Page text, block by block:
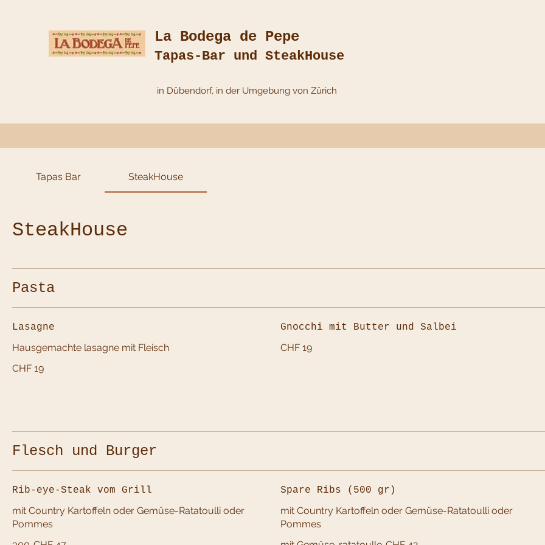
La Bodega de Pepe
Tapas-Bar und SteakHouse
in Dübendorf, in der Umgebung von Zürich
Tapas Bar SteakHouse
SteakHouse
Pasta
Lasagne
Hausgemachte lasagne mit Fleisch
CHF 19
Gnocchi mit Butter und Salbei
CHF 19
Flesch und Burger
Rib-eye-Steak vom Grill
mit Country Kartoffeln oder Gemüse-Ratatoulli oder
Pommes
Spare Ribs (500 gr)
mit Country Kartoffeln oder Gemüse-Ratatoulli oder
Pommes